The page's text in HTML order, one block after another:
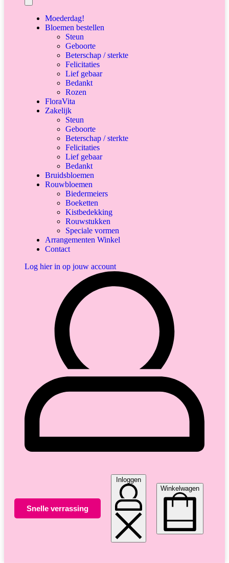
Moederdag!
Bloemen bestellen
Steun
Geboorte
Beterschap / sterkte
Felicitaties
Lief gebaar
Bedankt
Rozen
FloraVita
Zakelijk
Steun
Geboorte
Beterschap / sterkte
Felicitaties
Lief gebaar
Bedankt
Bruidsbloemen
Rouwbloemen
Biedermeiers
Boeketten
Kistbedekking
Rouwstukken
Speciale vormen
Arrangementen Winkel
Contact
Log hier in op jouw account
Snelle verrassing
Inloggen
Winkelwagen